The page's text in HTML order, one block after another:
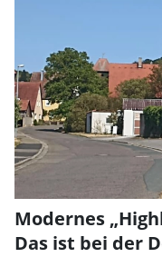
Modernes
Das ist bei der